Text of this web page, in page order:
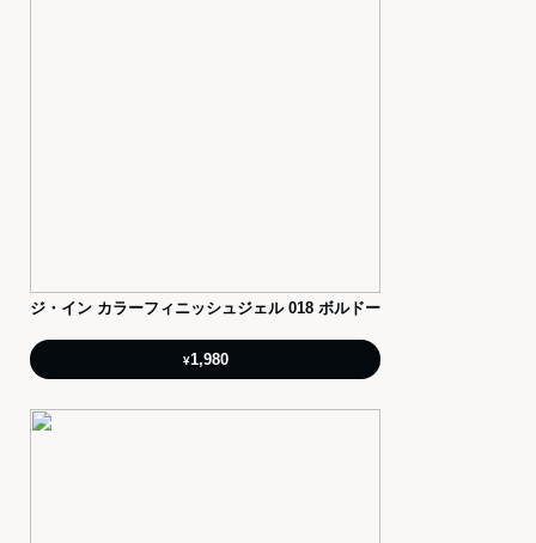
ジ・イン カラーフィニッシュジェル 018 ボルドー
¥1,980